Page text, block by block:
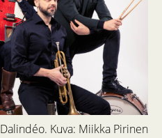
Dalindéo. Kuva: Miikka Pirinen